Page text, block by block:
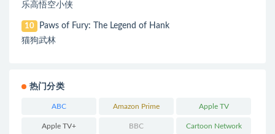
乐高悟空小侠
10
Paws of Fury: The Legend of Hank
猫狗武林
热门分类
ABC Amazon Prime Apple TV
Apple TV+ BBC Cartoon Network